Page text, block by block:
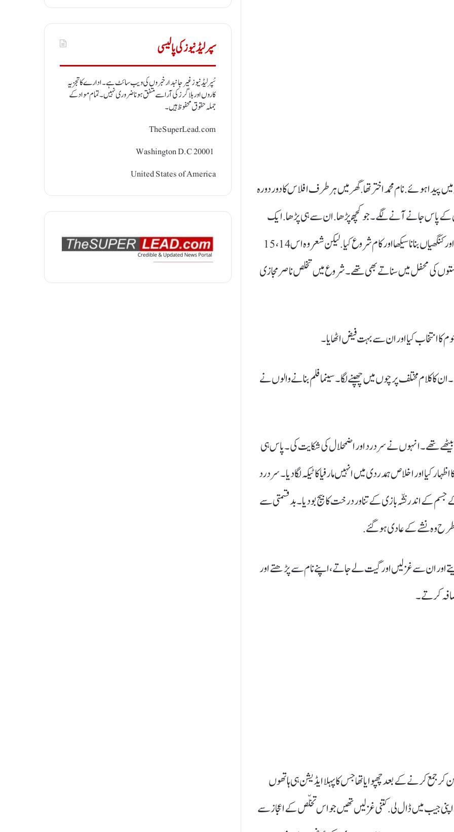
ڈاٹ کام ۔ لاہور۔ ساغر صدیقی 1928 انبالہ میں پیدا ہوئے. نام محمد اختر تھا. گھر میں ہر طرف افلاس کا دور دورہ
پاس جانے آنے لگے۔ جو کچھ‍ پڑھا. ان سے ہی پڑھا. ایک
دن انہوں نے اس ماحول سے تنگ آکر امرتسر کی راہ لی اور کنگھیاں بنانا سیکھا اور کام شروع کیا. لیکن شعر وہ اس 14، 15
کی محفل میں سناتے بھی تھے۔ شروع میں تخلص ناصر مجازی
کا انتخاب کیا اور ان سے بہت فیض اٹھایا۔
ان کا کلام مختلف پرچوں میں چھپنے لگا۔ سینما فلم بنانے والوں نے
بیٹھے تھے۔ انہوں نے سردرد اور اضمحلال کی شکایت کی۔ پاس ہی
کیا اور اخلاص ہمدردی میں انہیں مارفیا کا ٹیکہ لگا دیا۔ سردرد
کے اندر نشّہ بازی کے تناور درخت کا بیج بو دیا۔ بدقسمتی سے
وہ نشے کے عادی ہو گئے.
اور ان سے غزلیں اور گیت لے جاتے، اپنے نام سے پڑھتے اور
کرتے۔
جمع کرنے کے بعد چھپوایا تھا جس کا پہلا ایڈیشن ہی ہاتھوں
جیب میں ڈال لی. کتنی غزلیں تھیں جو اس تخلّص کے اعجاز سے
سپر لیڈ نیوز کی پالیسی
سُپر لیڈ نیوز غیر جانبدار خبروں کی ویب سائٹ ہے ۔ ادارے کا تجزیہ
کاروں اور بلاگرز کی آرا سے متفق ہونا ضروری نہیں ۔ تمام مواد کے
جملہ حقوق محفوظ ہیں ۔
TheSuperLead.com
United States of America